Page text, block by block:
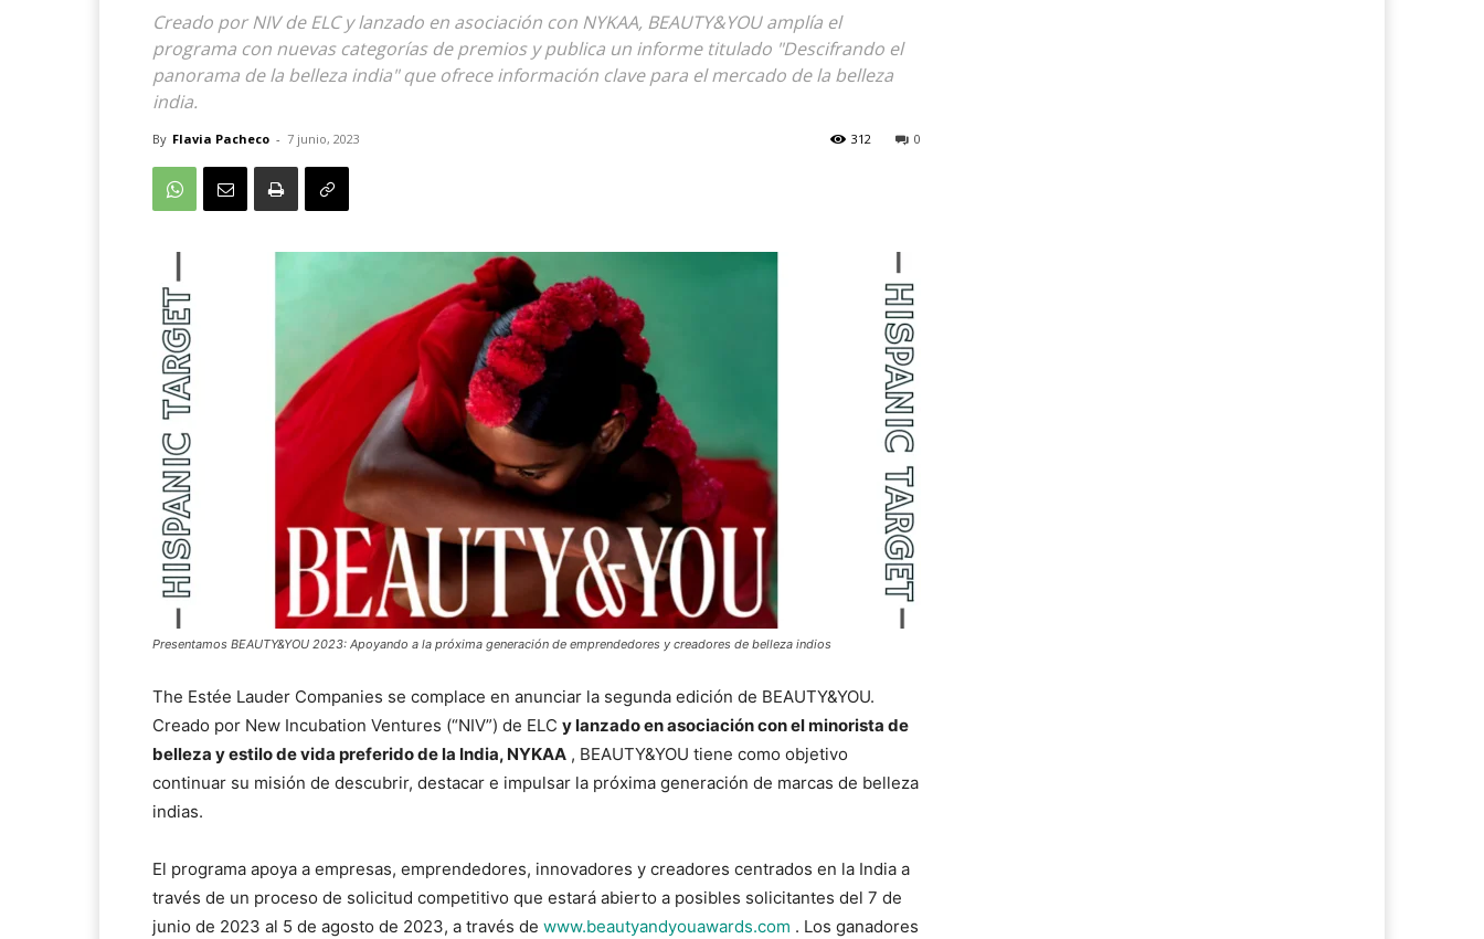
Creado por NIV de ELC y lanzado en asociación con NYKAA, BEAUTY&YOU amplía el
programa con nuevas categorías de premios y publica un informe titulado "Descifrando el
panorama de la belleza india" que ofrece información clave para el mercado de la belleza
india.
By Flavia Pacheco - 7 junio, 2023 0
312
Presentamos BEAUTY&YOU 2023: Apoyando a la próxima generación de emprendedores y creadores de belleza indios
The Estée Lauder Companies se complace en anunciar la segunda edición de BEAUTY&YOU.
Creado por New Incubation Ventures (“NIV”) de ELC y lanzado en asociación con el minorista de
belleza y estilo de vida preferido de la India, NYKAA , BEAUTY&YOU tiene como objetivo
continuar su misión de descubrir, destacar e impulsar la próxima generación de marcas de belleza
indias.
El programa apoya a empresas, emprendedores, innovadores y creadores centrados en la India a
través de un proceso de solicitud competitivo que estará abierto a posibles solicitantes del 7 de
junio de 2023 al 5 de agosto de 2023, a través de www.beautyandyouawards.com . Los ganadores